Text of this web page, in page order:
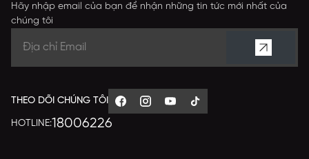
Hãy nhập email của bạn để nhận những tin tức mới nhất của
chúng tôi
THEO DÕI CHÚNG TÔI
HOTLINE:18006226